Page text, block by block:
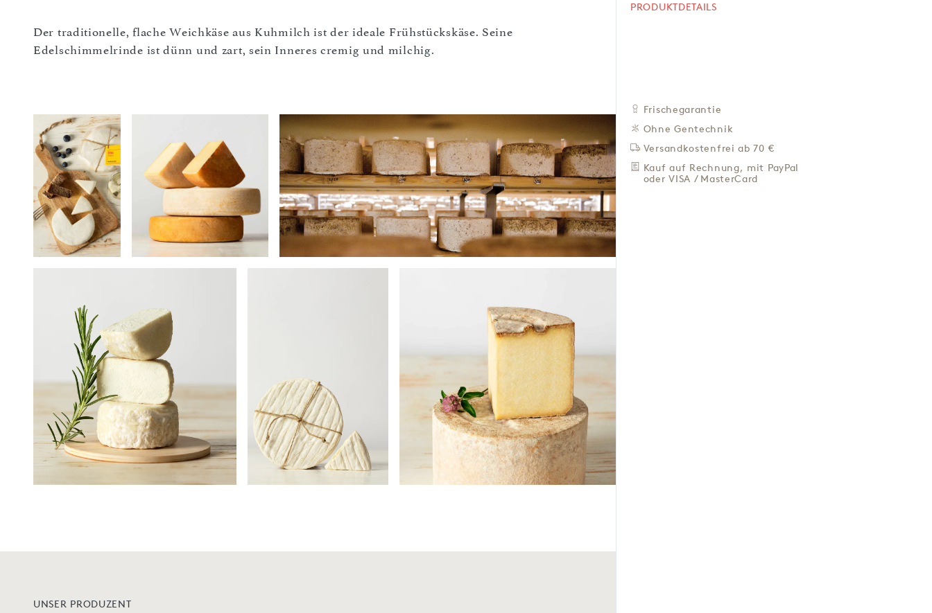
Preis inkl. MwSt. zzgl. 4,95 € Versand
BESCHREIBUNG
PRODUKTDETAILS
Frischegarantie
Ohne Gentechnik
Versandkostenfrei ab 70 €
Kauf auf Rechnung, mit PayPal
oder VISA / MasterCard
Der traditionelle, flache Weichkäse aus Kuhmilch ist der ideale Frühstückskäse. Seine
Edelschimmelrinde ist dünn und zart, sein Inneres cremig und milchig.
UNSER PRODUZENT